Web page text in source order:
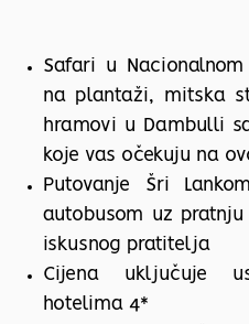
Safari u
na plantaži, mitska
hramovi u Dambulli
koje vas očekuju na
Putovanje Šri
autobusom uz
iskusnog pratitelja
Cijena uključuje
hotelima 4*